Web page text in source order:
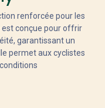
renforcée pour les
est conçue pour offrir
garantissant un
permet aux cyclistes